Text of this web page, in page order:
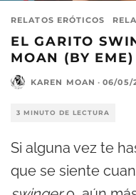
RELATOS ERÓTICOS
EL GARITO
MOAN (BY EME)
KAREN MOAN · 06/05/
3 MINUTO DE LECTURA
Si alguna vez te
que se siente